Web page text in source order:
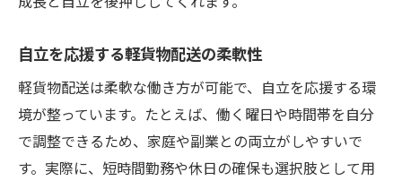
自立を応援する軽貨物配送の柔軟性
軽貨物配送は柔軟な働き方が可能で、自立を応援する環
境が整っています。たとえば、働く曜日や時間帯を自分
で調整できるため、家庭や副業との両立がしやすいで
す。実際に、短時間勤務や休日の確保も選択肢として用